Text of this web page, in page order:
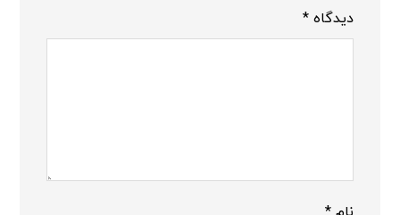
دیدگاه*